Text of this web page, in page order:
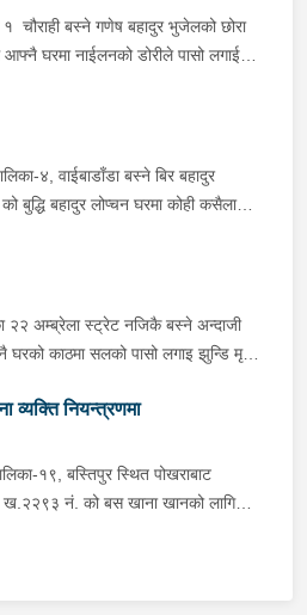
पछाडी मोटरसाइकलमा सवार चालक
कुमार मण्डलले उक्त सामान दिई पठाएको
सहित निजहरुलाई नियन्त्रणमा लिई थप
१ चौराही बस्ने गणेष बहादुर भुजेलको छोरा
घरमा नाईलनको डोरीले पासो लगाई
कार्य भइरहेको ।
४, वाईबाडाँडा बस्ने बिर बहादुर
बुद्धि बहादुर लोप्चन घरमा कोही कसैलाई
कुसुमटार खोल्सामा घोप्टो परी मृत
सम्बन्धमा थप अनुसन्धान कार्य भईरहेको
२२ अम्ब्रेला स्ट्रेट नजिकै बस्ने अन्दाजी
काठमा सलको पासो लगाइ झुन्डि मृत्यु
।
व्यक्ति नियन्त्रणमा
१९, बस्तिपुर स्थित पोखराबाट
नं. को बस खाना खानको लागि